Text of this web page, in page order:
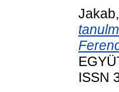
ISSN